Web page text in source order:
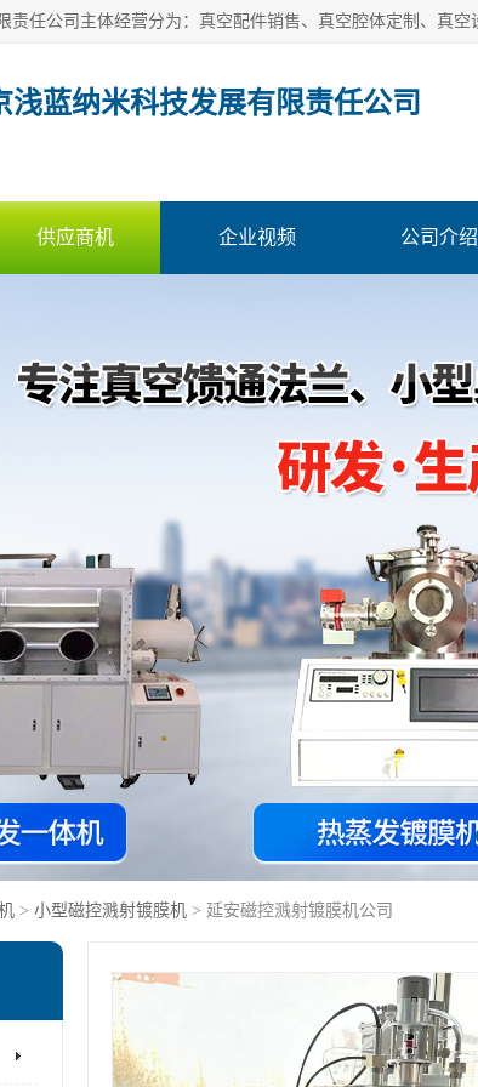
浅蓝纳米科技发展有限责任公司
供应商机 企业视频 公司介绍
> 小型磁控溅射镀膜机 > 延安磁控溅射镀膜机公司